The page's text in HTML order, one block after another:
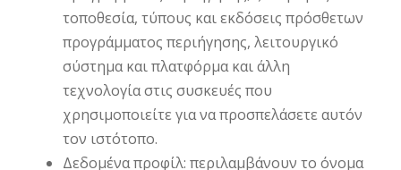
τοποθεσία, τύπους και εκδόσεις πρόσθετων
προγράμματος περιήγησης, λειτουργικό
σύστημα και πλατφόρμα και άλλη
τεχνολογία στις συσκευές που
χρησιμοποιείτε για να προσπελάσετε αυτόν
τον ιστότοπο.
Δεδομένα προφίλ: περιλαμβάνουν το όνομα